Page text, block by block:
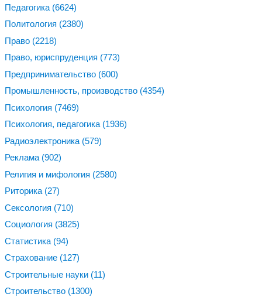
Педагогика (6624)
Политология (2380)
Право (2218)
Право, юриспруденция (773)
Предпринимательство (600)
Промышленность, производство (4354)
Психология (7469)
Психология, педагогика (1936)
Радиоэлектроника (579)
Реклама (902)
Религия и мифология (2580)
Риторика (27)
Сексология (710)
Социология (3825)
Статистика (94)
Страхование (127)
Строительные науки (11)
Строительство (1300)